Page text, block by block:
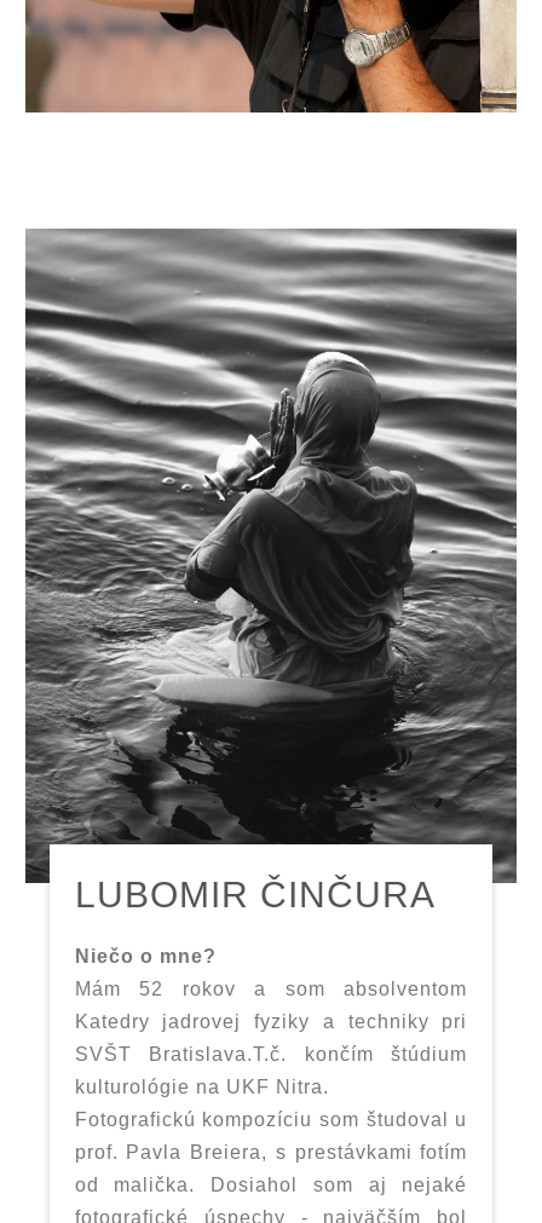
LUBOMIR ČINČURA
Niečo o mne?
Mám 52 rokov a som absolventom
Katedry jadrovej fyziky a techniky pri
SVŠT Bratislava.T.č. končím štúdium
kulturológie na UKF Nitra.
Fotografickú kompozíciu som študoval u
prof. Pavla Breiera, s prestávkami fotím
od malička. Dosiahol som aj nejaké
fotografické úspechy - najväčším bol